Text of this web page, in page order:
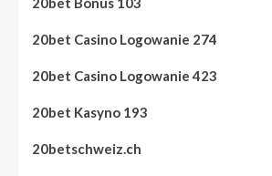
20bet Casino Logowanie 274
20bet Casino Logowanie 423
20bet Kasyno 193
20betschweiz.ch